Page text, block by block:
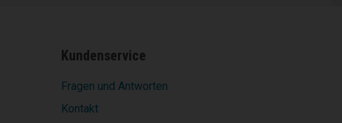
Kundenservice
Fragen und Antworten
Kontakt